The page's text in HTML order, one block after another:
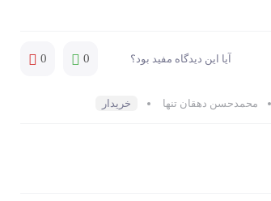
آیا این دیدگاه مفید بود؟ 0
0
محمدحسن دهقان تنها خریدار